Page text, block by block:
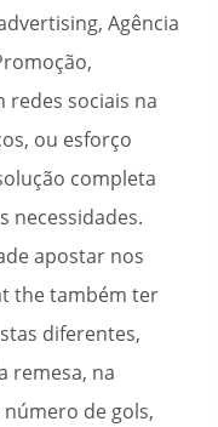
Agência
redes sociais na
ou esforço
completa
necessidades.
apostar nos
the também ter
diferentes,
remesa, na
de gols,